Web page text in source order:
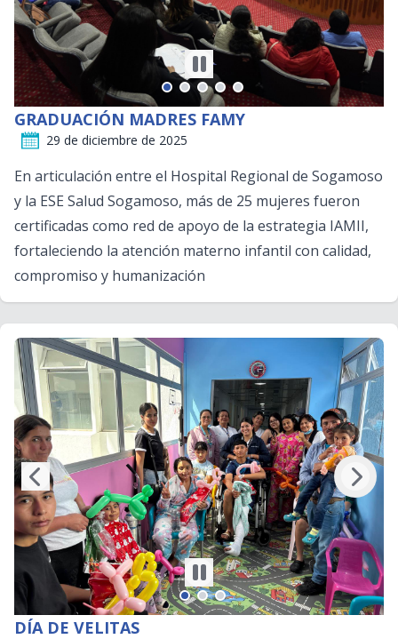
GRADUACIÓN MADRES FAMY
29 de diciembre de 2025
En articulación entre el Hospital Regional de Sogamoso
y la ESE Salud Sogamoso, más de 25 mujeres fueron
certificadas como red de apoyo de la estrategia IAMII,
fortaleciendo la atención materno infantil con calidad,
compromiso y humanización
DÍA DE VELITAS